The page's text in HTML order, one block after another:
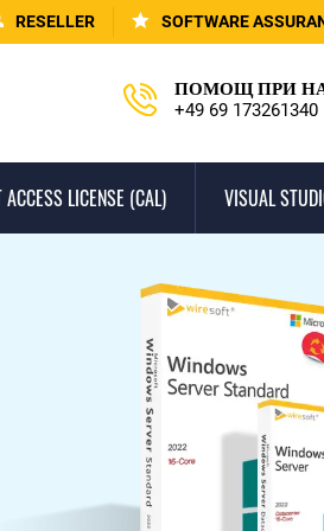
RESELLER SOFTWARE
ПОМОЩ ПРИ
+49 69 173261340
ACCESS LICENSE (CAL) VISUAL